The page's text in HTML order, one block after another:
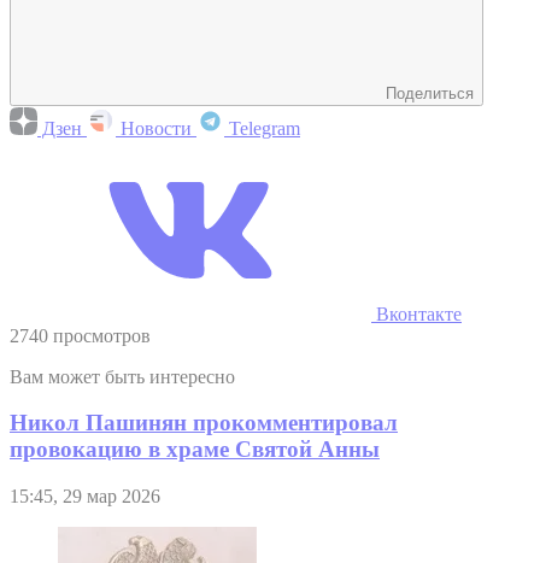
Поделиться
Дзен Новости Telegram
Вконтакте
2740 просмотров
Вам может быть интересно
Никол Пашинян прокомментировал
провокацию в храме Святой Анны
15:45, 29 мар 2026